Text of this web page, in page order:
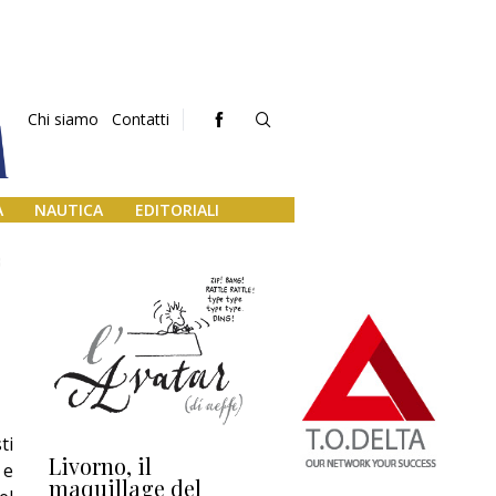
Chi siamo Contatti
NAUTICA EDITORIALI
Livorno, il
maquillage del
L’uscita di scena di